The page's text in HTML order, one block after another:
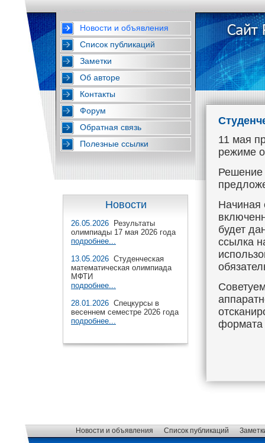
Новости и объявления
Список публикаций
Заметки
Об авторе
Контакты
Форум
Обратная связь
Полезные ссылки
Новости
26.05.2026 Результаты
олимпиады 17 мая 2026 года
подробнее...
13.05.2026 Студенческая
математическая олимпиада
МФТИ
подробнее...
28.01.2026 Спецкурсы в
весеннем семестре 2026 года
подробнее...
11 мая
режиме
Решение
Начиная
будет
ссылка
формата
Новости и объявления Список публикаций